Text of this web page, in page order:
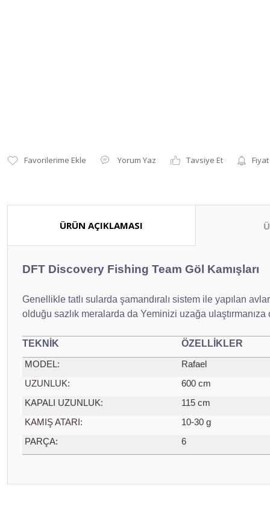
Yorum Yaz Tavsiye Et
ÜRÜN AÇIKLAMASI
DFT Discovery Fishing Team Göl Kamışları
Genellikle tatlı sularda şamandıralı sistem ile yapılan
olduğu sazlık meralarda da Yeminizi uzağa ulaştırmanıza
TEKNİK ÖZELLİKLER
MODEL:
Rafael
UZUNLUK:
600 cm
KAPALI UZUNLUK:
115 cm
KAMIŞ ATARI:
10-30 g
PARÇA:
6